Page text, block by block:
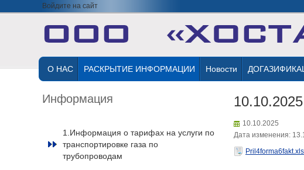
Войдите на сайт
О НАС РАСКРЫТИЕ ИНФОРМАЦИИ Новости
Информация
1.Информация о тарифах на услуги по
транспортировке газа по
трубопроводам
10.10.2025
10.10.2025
Дата изменения: